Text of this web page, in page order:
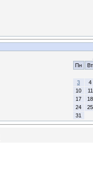
Пн
Вт
3
4
10
11
17
18
24
25
31